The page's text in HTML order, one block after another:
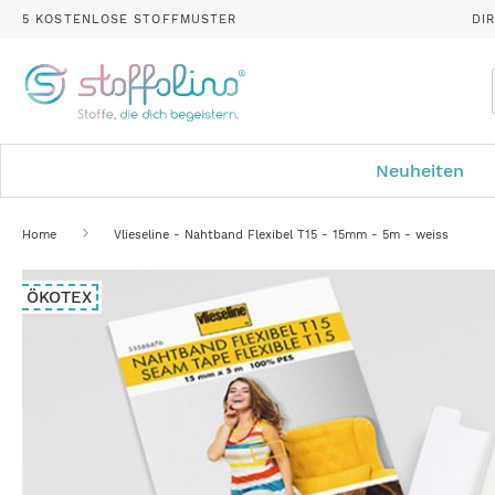
5 KOSTENLOSE STOFFMUSTER
Neuheiten
Home Vlieseline - Nahtband Flexibel T15 - 15mm - 5m - weiss
Zum
Ende
Bildergalerie
ÖKOTEX